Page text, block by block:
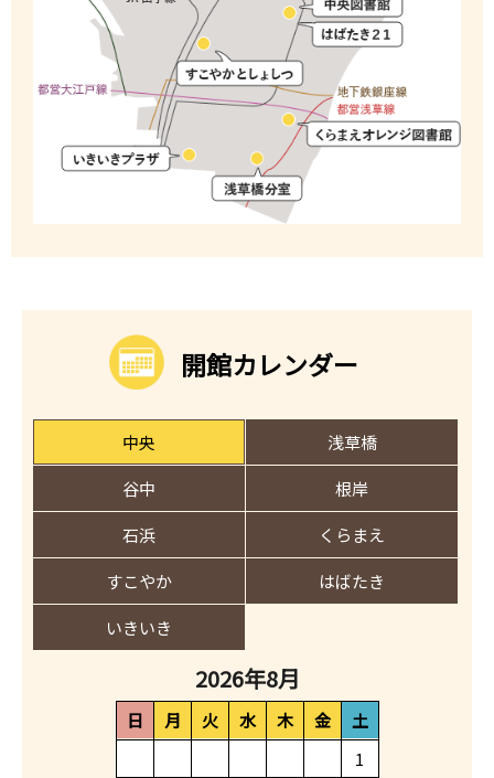
開館カレンダー
中央
浅草橋
谷中
根岸
石浜
くらまえ
すこやか
はばたき
いきいき
2026年8月
日 月 火 水 木 金
土
1